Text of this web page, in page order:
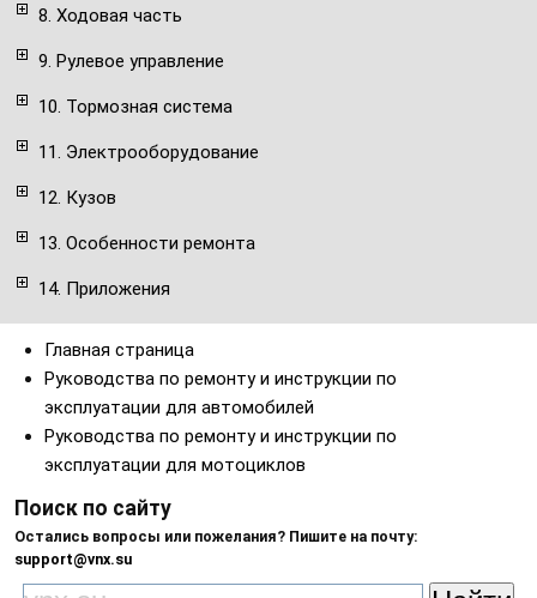
8. Ходовая часть
9. Рулевое управление
10. Тормозная система
11. Электрооборудование
12. Кузов
13. Особенности ремонта
14. Приложения
Главная страница
Руководства по ремонту и инструкции по
эксплуатации для автомобилей
Руководства по ремонту и инструкции по
эксплуатации для мотоциклов
Поиск по сайту
Остались вопросы или пожелания? Пишите на почту:
support@vnx.su